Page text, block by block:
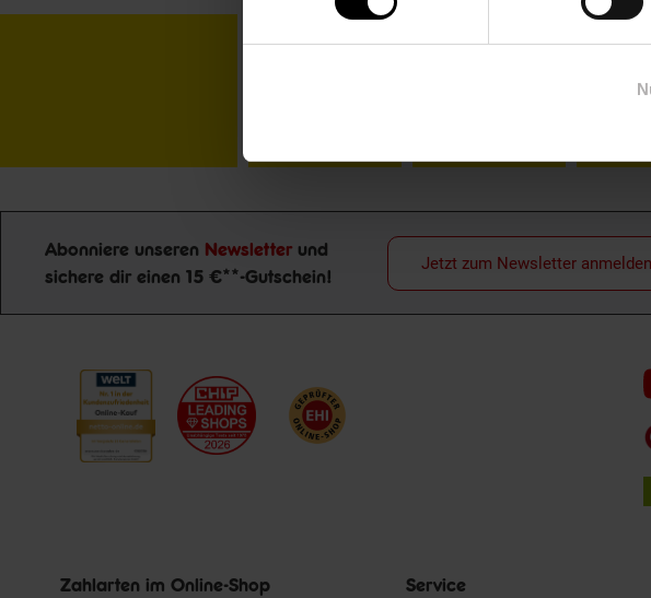
Netto Reisen TV-Shop
Newsletter Anmeldung
Abonniere unseren Newsletter und
sichere dir einen 15 €**-Gutschein!
Jetzt zum Newsletter anmelden
Zahlarten im Online-Shop Service